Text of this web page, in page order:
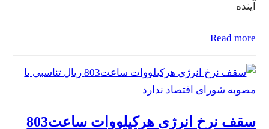
آینده
Read more
سقف نرخ انرژی هرکیلووات ساعت803